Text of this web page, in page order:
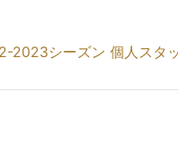
2023シーズン 個人スタ